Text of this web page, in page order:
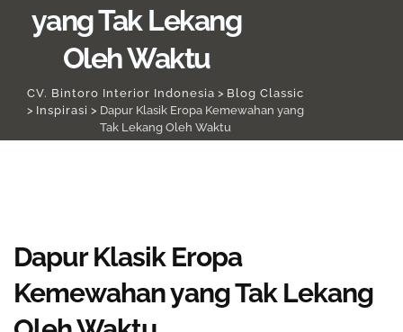
yang Tak Lekang
Oleh Waktu
CV. Bintoro Interior Indonesia > Blog Classic
> Inspirasi > Dapur Klasik Eropa Kemewahan yang
Tak Lekang Oleh Waktu
Dapur Klasik Eropa
Kemewahan yang Tak Lekang